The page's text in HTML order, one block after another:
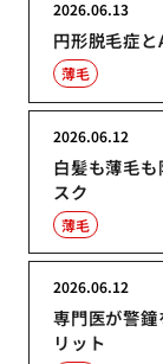
円形脱毛症
2026.06.13
薄毛
白髪も薄毛
スク
2026.06.12
薄毛
専門医が警
リット
2026.06.12